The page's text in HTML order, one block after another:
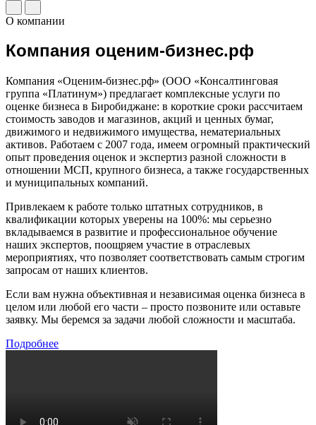
О компании
Компания оценим-бизнес.рф
Компания «Оценим-бизнес.рф» (ООО «Консалтинговая
группа «Платинум») предлагает комплексные услуги по
оценке бизнеса в Биробиджане: в короткие сроки рассчитаем
стоимость заводов и магазинов, акций и ценных бумаг,
движимого и недвижимого имущества, нематериальных
активов. Работаем с 2007 года, имеем огромный практический
опыт проведения оценок и экспертиз разной сложности в
отношении МСП, крупного бизнеса, а также государственных
и муниципальных компаний.
Привлекаем к работе только штатных сотрудников, в
квалификации которых уверены на 100%: мы серьезно
вкладываемся в развитие и профессиональное обучение
наших экспертов, поощряем участие в отраслевых
мероприятиях, что позволяет соответствовать самым строгим
запросам от наших клиентов.
Если вам нужна объективная и независимая оценка бизнеса в
целом или любой его части – просто позвоните или оставьте
заявку. Мы беремся за задачи любой сложности и масштаба.
Подробнее
Дзержинский
Дмитров
Домодедово
Донецк
Дубна
Дюртюли
Евпатория
Егорьевск
Ейск
Екатеринбург
Елабуга
Елец
Енисейск
Ессентуки
Железногорск
Жуковский